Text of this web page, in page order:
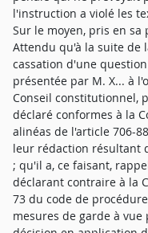
l'instruction a violé les
Sur le moyen, pris en
Attendu qu'à la suite de
cassation d'une
présentée par M. X... à
Conseil constitutionnel,
déclaré conformes à la
alinéas de l'article 706-
leur rédaction résultant
; qu'il a, ce faisant,
déclarant contraire à la
73 du code de
mesures de garde à